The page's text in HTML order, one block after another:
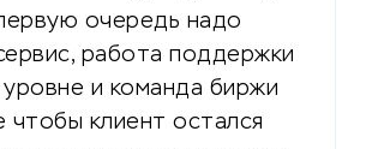
очередь надо
работа поддержки
и команда биржи
чтобы клиент остался